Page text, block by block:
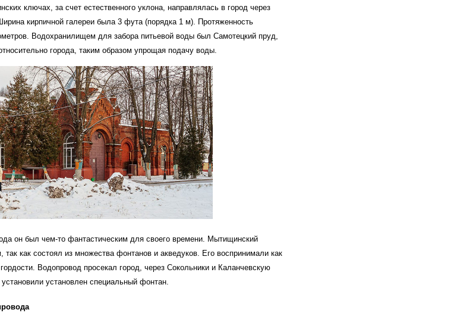
ключах, за счет естественного уклона, направлялась в город через
кирпичной галереи была 3 фута (порядка 1 м). Протяженность
Водохранилищем для забора питьевой воды был Самотецкий пруд,
города, таким образом упрощая подачу воды.
он был чем-то фантастическим для своего времени. Мытищинский
как состоял из множества фонтанов и акведуков. Его воспринимали как
Водопровод просекал город, через Сокольники и Каланчевскую
установлен специальный фонтан.